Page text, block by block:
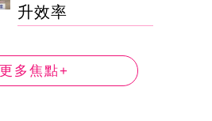
升效率
更多焦點+